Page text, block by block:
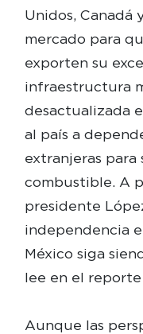
Unidos, Canadá
mercado para
exporten su
infraestructura
desactualizada
al país a
extranjeras para
combustible. A
presidente
independencia
México siga
lee en el
Aunque las